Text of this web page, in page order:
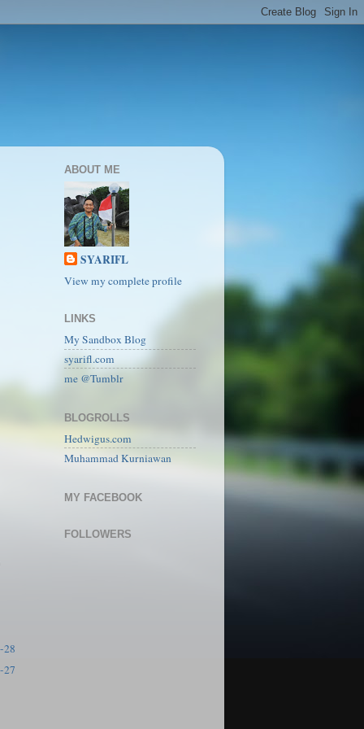
28
27
ABOUT ME
SYARIFL
View my complete profile
LINKS
My Sandbox Blog
syarifl.com
me @Tumblr
BLOGROLLS
Hedwigus.com
Muhammad Kurniawan
MY FACEBOOK
FOLLOWERS